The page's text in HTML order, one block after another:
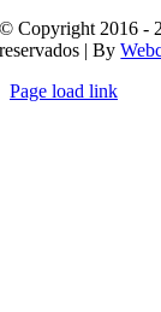
© Copyright 2016 -
reservados | By
Page load link